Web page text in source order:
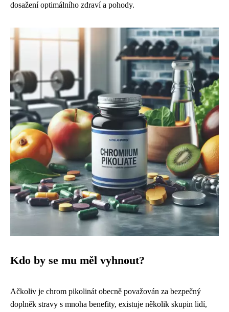
dosažení optimálního zdraví a pohody.
Kdo by se mu měl vyhnout?
Ačkoliv je chrom pikolinát obecně považován za bezpečný
doplněk stravy s mnoha benefity, existuje několik skupin lidí,